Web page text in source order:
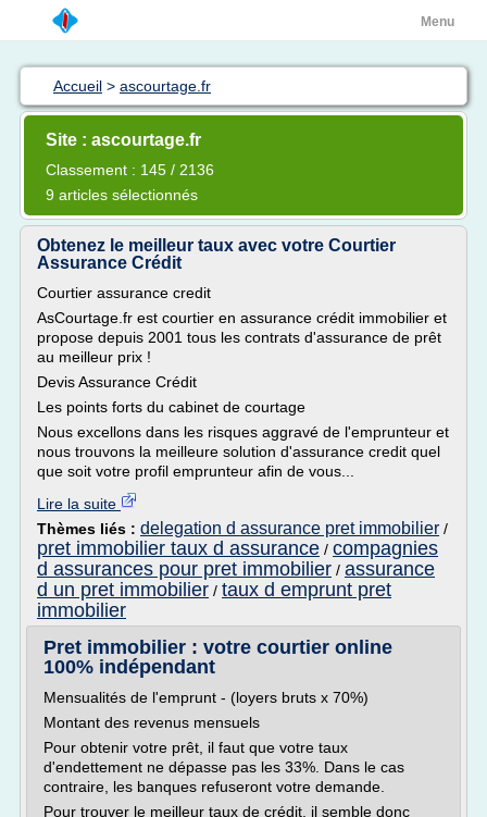
Menu
Accueil > ascourtage.fr
Site : ascourtage.fr
Classement : 145 / 2136
9 articles sélectionnés
Obtenez le meilleur taux avec votre Courtier
Assurance Crédit
Courtier assurance credit
AsCourtage.fr est courtier en assurance crédit immobilier et
propose depuis 2001 tous les contrats d'assurance de prêt
au meilleur prix !
Devis Assurance Crédit
Les points forts du cabinet de courtage
Nous excellons dans les risques aggravé de l'emprunteur et
nous trouvons la meilleure solution d'assurance credit quel
que soit votre profil emprunteur afin de vous...
Lire la suite
Thèmes liés : delegation d assurance pret immobilier /
pret immobilier taux d assurance / compagnies
d assurances pour pret immobilier / assurance
d un pret immobilier / taux d emprunt pret
immobilier
Pret immobilier : votre courtier online
100% indépendant
Mensualités de l'emprunt - (loyers bruts x 70%)
Montant des revenus mensuels
Pour obtenir votre prêt, il faut que votre taux
d'endettement ne dépasse pas les 33%. Dans le cas
contraire, les banques refuseront votre demande.
Pour trouver le meilleur taux de crédit, il semble donc